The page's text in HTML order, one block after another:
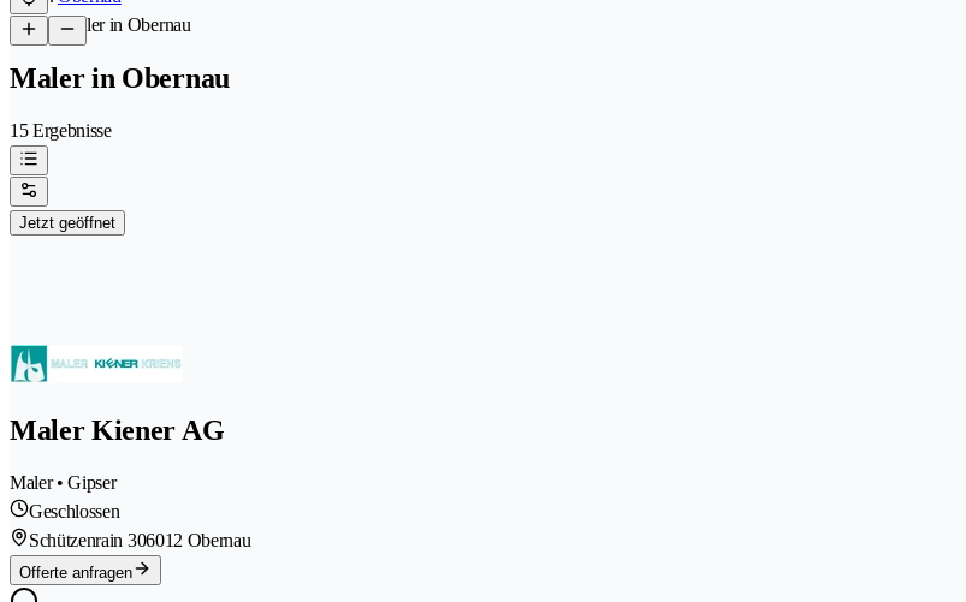
/Maler in Obernau
Maler in Obernau
15 Ergebnisse
Jetzt geöffnet
Maler Kiener AG
Maler • Gipser
Geschlossen
Schützenrain 306012 Obernau
Offerte anfragen